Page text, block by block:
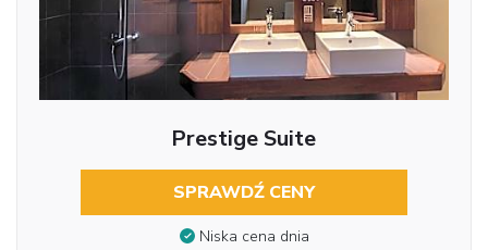
Prestige Suite
SPRAWDŹ CENY
Niska cena dnia